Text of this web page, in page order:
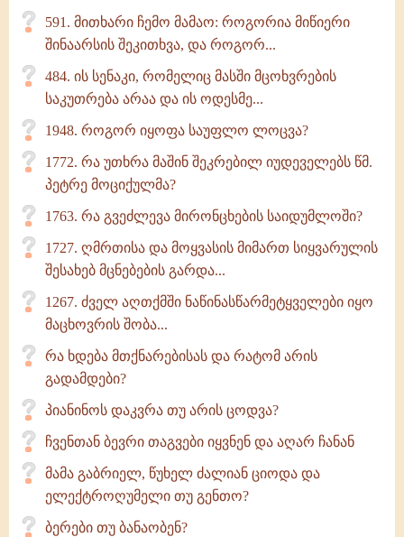
591. მითხარი ჩემო მამაო: როგორია მიწიერი
შინაარსის შეკითხვა, და როგორ...
484. ის სენაკი, რომელიც მასში მცოხვრების
საკუთრება არაა და ის ოდესმე...
1948. როგორ იყოფა საუფლო ლოცვა?
1772. რა უთხრა მაშინ შეკრებილ იუდეველებს წმ.
პეტრე მოციქულმა?
1763. რა გვეძლევა მირონცხების საიდუმლოში?
1727. ღმრთისა და მოყვასის მიმართ სიყვარულის
შესახებ მცნებების გარდა...
1267. ძველ აღთქმში ნაწინასწარმეტყველები იყო
მაცხოვრის შობა...
რა ხდება მთქნარებისას და რატომ არის
გადამდები?
პიანინოს დაკვრა თუ არის ცოდვა?
ჩვენთან ბევრი თაგვები იყვნენ და აღარ ჩანან
მამა გაბრიელ, წუხელ ძალიან ციოდა და
ელექტროღუმელი თუ გენთო?
ბერები თუ ბანაობენ?